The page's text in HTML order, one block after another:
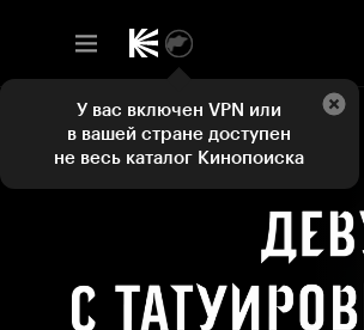
У вас включен VPN или
в вашей стране доступен
не весь каталог Кинопоиска